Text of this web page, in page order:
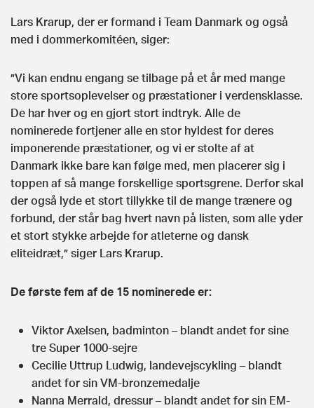
Lars Krarup, der er formand i Team Danmark og også
med i dommerkomitéen, siger:
”Vi kan endnu engang se tilbage på et år med mange
store sportsoplevelser og præstationer i verdensklasse.
De har hver og en gjort stort indtryk. Alle de
nominerede fortjener alle en stor hyldest for deres
imponerende præstationer, og vi er stolte af at
Danmark ikke bare kan følge med, men placerer sig i
toppen af så mange forskellige sportsgrene. Derfor skal
der også lyde et stort tillykke til de mange trænere og
forbund, der står bag hvert navn på listen, som alle yder
et stort stykke arbejde for atleterne og dansk
eliteidræt,” siger Lars Krarup.
De første fem af de 15 nominerede er:
Viktor Axelsen, badminton – blandt andet for sine
tre Super 1000-sejre
Cecilie Uttrup Ludwig, landevejscykling – blandt
andet for sin VM-bronzemedalje
Nanna Merrald, dressur – blandt andet for sin EM-